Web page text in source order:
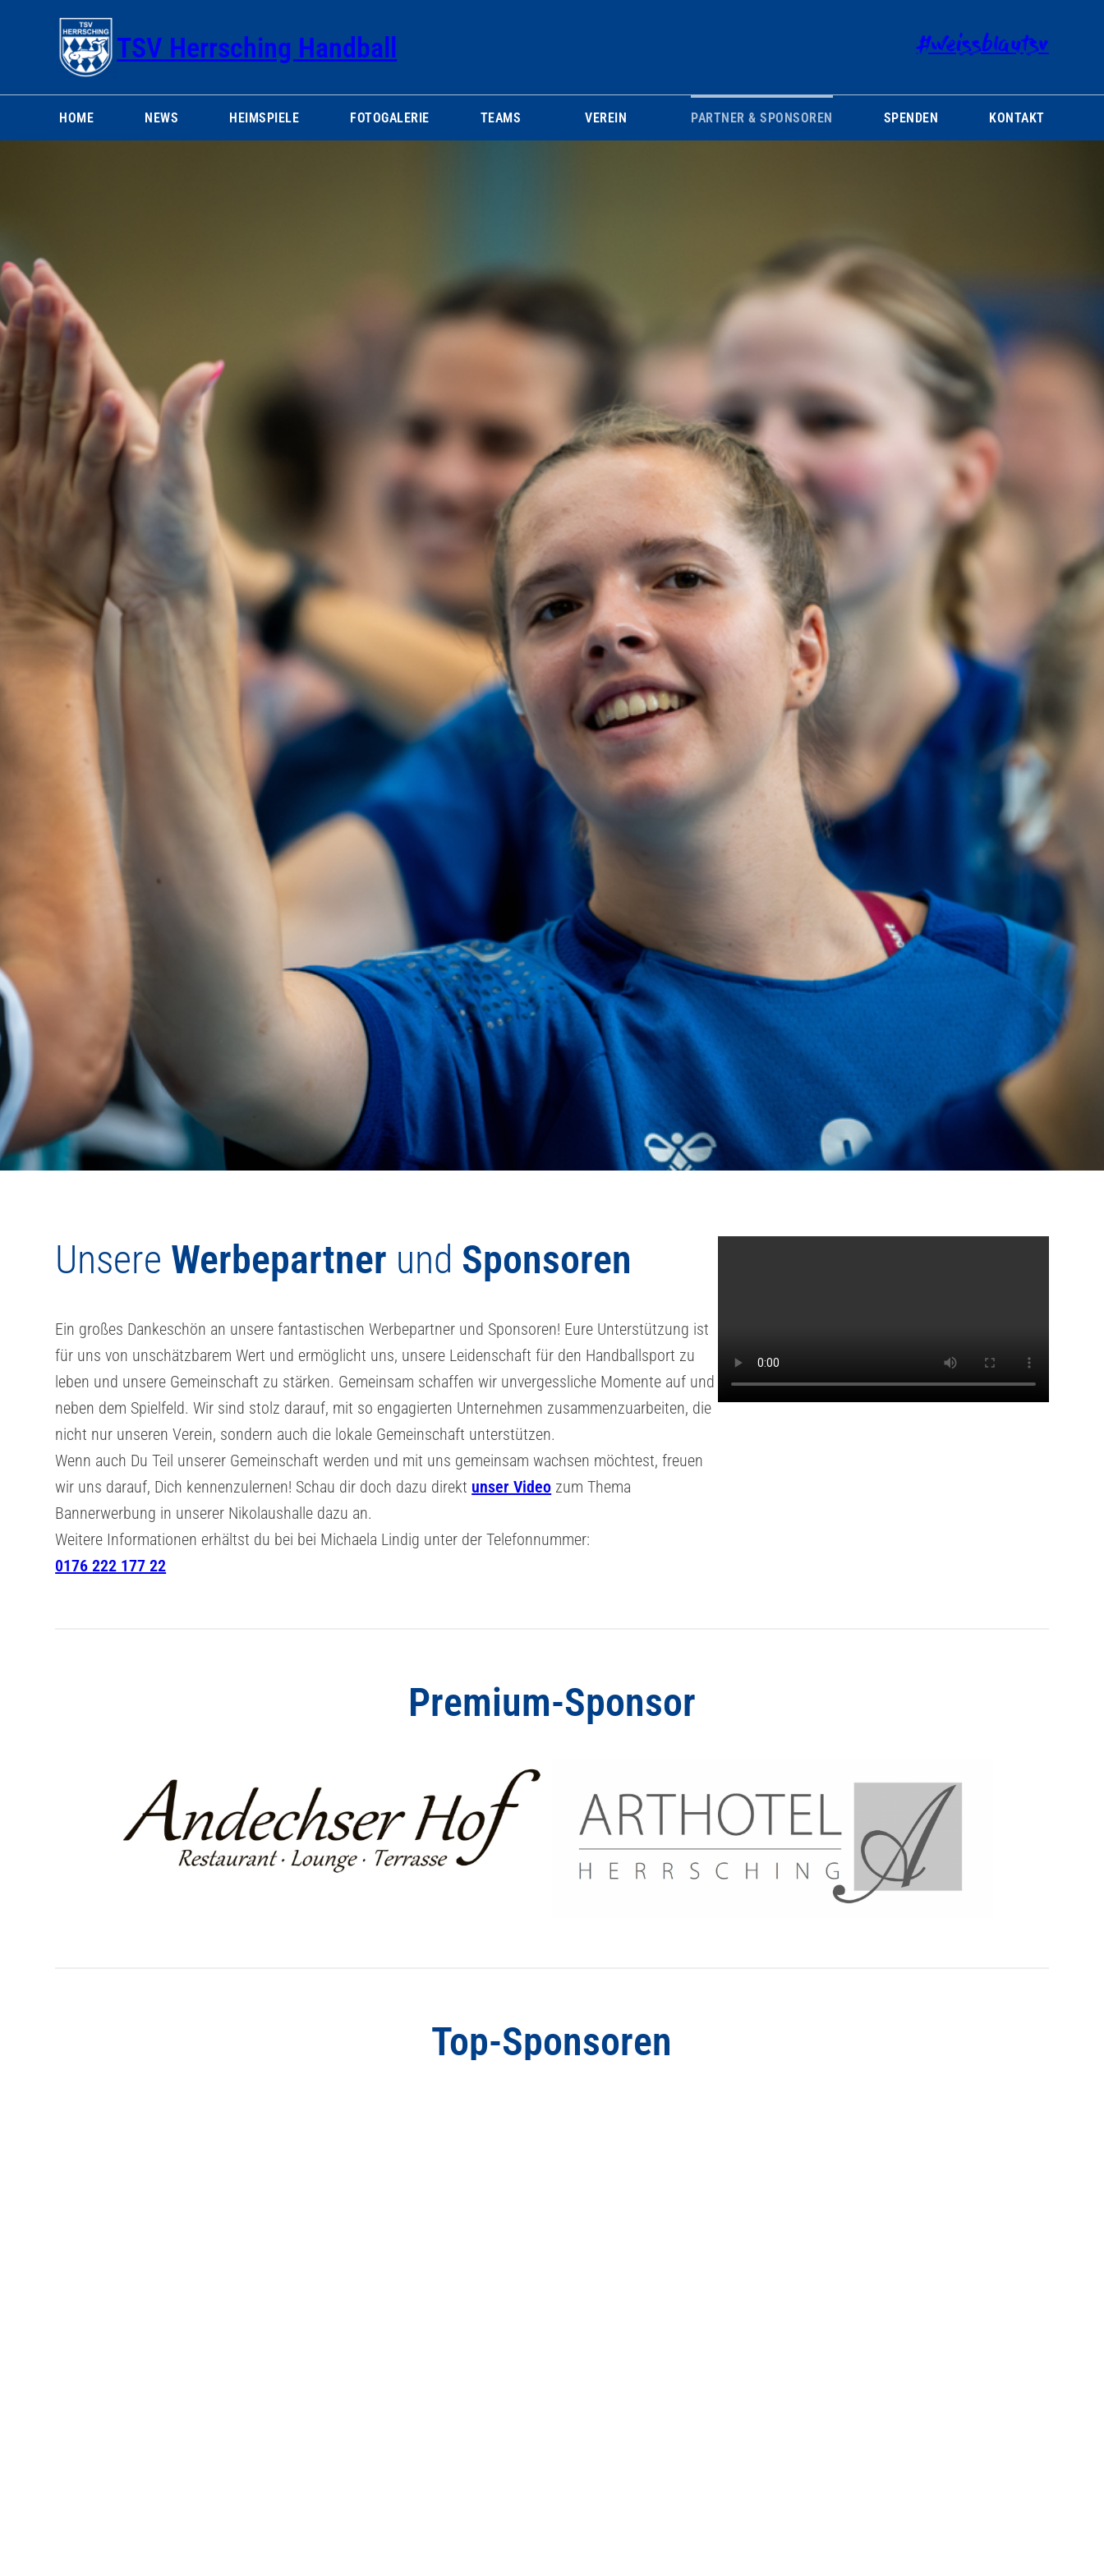
TSV Herrsching Handball #weissblautsv
HOME NEWS HEIMSPIELE FOTOGALERIE TEAMS VEREIN PARTNER & SPONSOREN SPENDEN KONTAKT
Unsere Werbepartner und Sponsoren
Ein großes Dankeschön an unsere fantastischen Werbepartner und Sponsoren! Eure Unterstützung ist
für uns von unschätzbarem Wert und ermöglicht uns, unsere Leidenschaft für den Handballsport zu
leben und unsere Gemeinschaft zu stärken. Gemeinsam schaffen wir unvergessliche Momente auf und
neben dem Spielfeld. Wir sind stolz darauf, mit so engagierten Unternehmen zusammenzuarbeiten, die
nicht nur unseren Verein, sondern auch die lokale Gemeinschaft unterstützen.
Wenn auch Du Teil unserer Gemeinschaft werden und mit uns gemeinsam wachsen möchtest, freuen
wir uns darauf, Dich kennenzulernen! Schau dir doch dazu direkt unser Video zum Thema
Bannerwerbung in unserer Nikolaushalle dazu an.
Weitere Informationen erhältst du bei bei Michaela Lindig unter der Telefonnummer:
0176 222 177 22
Premium-Sponsor
Top-Sponsoren